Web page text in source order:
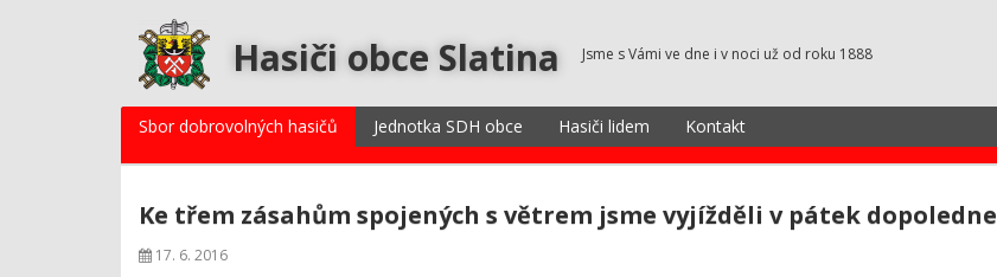
Hasiči obce Slatina Jsme s Vámi ve dne i v noci už od roku 1888
Sbor dobrovolných hasičů Jednotka SDH obce Hasiči lidem Kontakt
Ke třem zásahům spojených s větrem jsme vyjížděli v pátek dopoledne
17. 6. 2016